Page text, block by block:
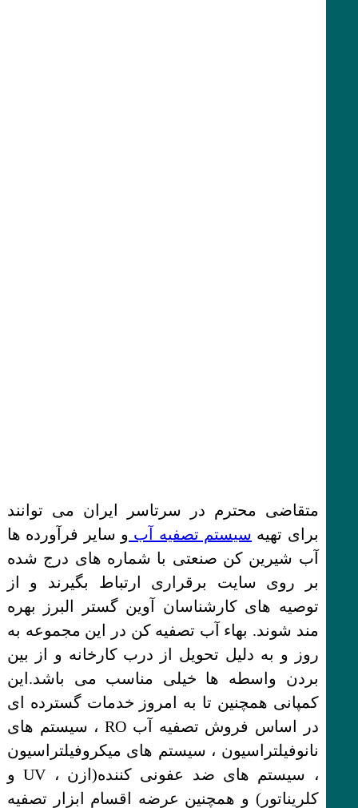
متقاضی محترم در سرتاسر ایران می توانند
برای تهیه سیستم تصفیه آب و سایر فرآورده ها
آب شیرین کن صنعتی با شماره های درج شده
بر روی سایت برقراری ارتباط بگیرند و از
توصیه های کارشناسان آوین گستر البرز بهره
مند شوند. بهاء آب تصفیه کن در این مجموعه به
روز و به دلیل تحویل از درب کارخانه و از بین
بردن واسطه ها خیلی مناسب می باشد.این
کمپانی همچنین تا به امروز خدمات گسترده ای
در اساس فروش تصفیه آب RO ، سیستم های
نانوفیلتراسیون ، سیستم های میکروفیلتراسیون
، سیستم های ضد عفونی کننده(ازن ، UV و
کلریناتور) و همچنین عرضه اقسام ابزار تصفیه